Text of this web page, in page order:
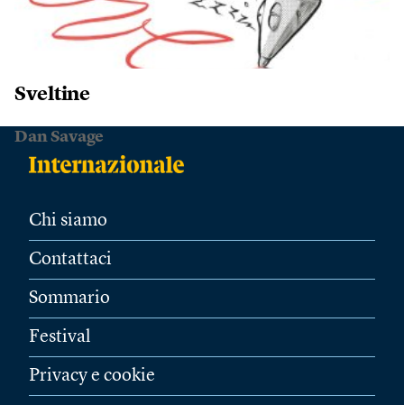
Sveltine
Dan Savage
Chi siamo
Contattaci
Sommario
Festival
Privacy e cookie